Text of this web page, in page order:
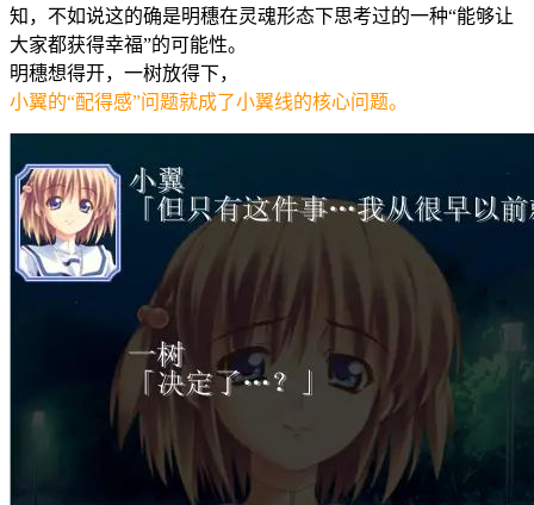
知，不如说这的确是明穗在灵魂形态下思考过的一种“能够让
大家都获得幸福”的可能性。
明穗想得开，一树放得下，
小翼的“配得感”问题就成了小翼线的核心问题。